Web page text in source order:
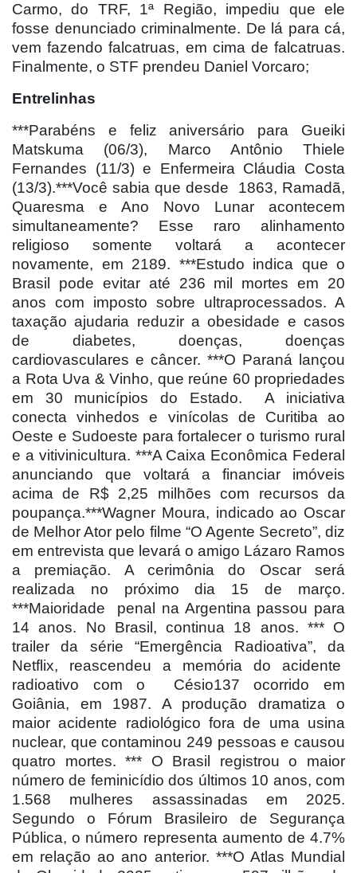
Carmo, do TRF, 1ª Região, impediu que ele
fosse denunciado criminalmente. De lá para cá,
vem fazendo falcatruas, em cima de falcatruas.
Finalmente, o STF prendeu Daniel Vorcaro;
Entrelinhas
***Parabéns e feliz aniversário para Gueiki
Matskuma (06/3), Marco Antônio Thiele
Fernandes (11/3) e Enfermeira Cláudia Costa
(13/3).***Você sabia que desde
1863, Ramadã,
Quaresma e Ano Novo Lunar acontecem
simultaneamente? Esse raro alinhamento
religioso somente voltará a acontecer
novamente, em 2189. ***Estudo indica que o
Brasil pode evitar até 236 mil mortes em 20
anos com imposto sobre ultraprocessados. A
taxação ajudaria reduzir a obesidade e casos
de diabetes, doenças, doenças
cardiovasculares e câncer. ***O Paraná lançou
a Rota Uva & Vinho, que reúne 60 propriedades
em 30 municípios do Estado.
A iniciativa
conecta vinhedos e vinícolas de Curitiba ao
Oeste e Sudoeste para fortalecer o turismo rural
e a vitivinicultura. ***A Caixa Econômica Federal
anunciando que voltará a financiar imóveis
acima de R$ 2,25 milhões com recursos da
poupança.***Wagner Moura, indicado ao Oscar
de Melhor Ator pelo filme “O Agente Secreto”, diz
em entrevista que levará o amigo Lázaro Ramos
a premiação. A cerimônia do Oscar será
realizada no próximo dia 15 de março.
***Maioridade
penal na Argentina passou para
14 anos. No Brasil, continua 18 anos. *** O
trailer da série “Emergência Radioativa”, da
Netflix, reascendeu a memória do acidente
radioativo com o
Césio137 ocorrido em
Goiânia, em 1987. A produção dramatiza o
maior acidente radiológico fora de uma usina
nuclear, que contaminou 249 pessoas e causou
quatro mortes. *** O Brasil registrou o maior
número de feminicídio dos últimos 10 anos, com
1.568 mulheres assassinadas em 2025.
Segundo o Fórum Brasileiro de Segurança
Pública, o número representa aumento de 4.7%
em relação ao ano anterior. ***O Atlas Mundial